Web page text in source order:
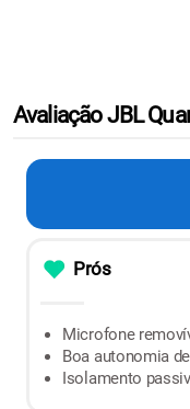
Avaliação JBL
Prós
Microfone
Boa autonomia
Isolamento